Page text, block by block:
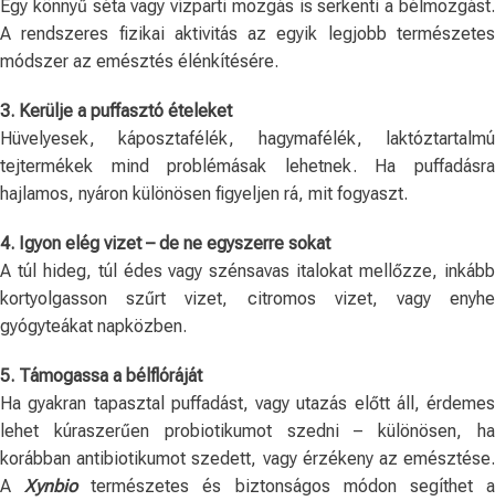
Egy könnyű séta vagy vízparti mozgás is serkenti a bélmozgást.
A rendszeres fizikai aktivitás az egyik legjobb természetes
módszer az emésztés élénkítésére.
3. Kerülje a puffasztó ételeket
Hüvelyesek, káposztafélék, hagymafélék, laktóztartalmú
tejtermékek mind problémásak lehetnek. Ha puffadásra
hajlamos, nyáron különösen figyeljen rá, mit fogyaszt.
4. Igyon elég vizet – de ne egyszerre sokat
A túl hideg, túl édes vagy szénsavas italokat mellőzze, inkább
kortyolgasson szűrt vizet, citromos vizet, vagy enyhe
gyógyteákat napközben.
5. Támogassa a bélflóráját
Ha gyakran tapasztal puffadást, vagy utazás előtt áll, érdemes
lehet kúraszerűen probiotikumot szedni – különösen, ha
korábban antibiotikumot szedett, vagy érzékeny az emésztése.
AXynbiotermészetes és biztonságos módon segíthet a